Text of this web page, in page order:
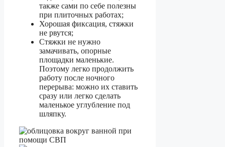
также сами по себе полезны
при плиточных работах;
Хорошая фиксация, стяжки
не рвутся;
Стяжки не нужно
замачивать, опорные
площадки маленькие.
Поэтому легко продолжить
работу после ночного
перерыва: можно их ставить
сразу или легко сделать
маленькое углубление под
шляпку.